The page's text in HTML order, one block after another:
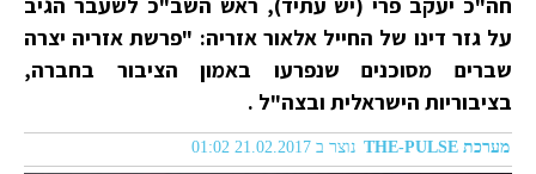
על גזר דינו של החייל אלאור אזריה: "פרשת אזריה יצרה
שברים מסוכנים שנפרעו באמון הציבור בחברה,
בציבוריות הישראלית ובצה"ל .
מערכת THE-PULSE נוצר ב 21.02.2017 01:02